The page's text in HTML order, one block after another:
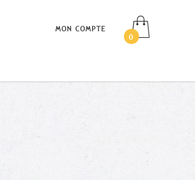
MON COMPTE
0